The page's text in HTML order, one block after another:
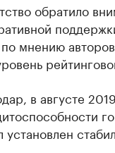
обратило
мнению
в августе